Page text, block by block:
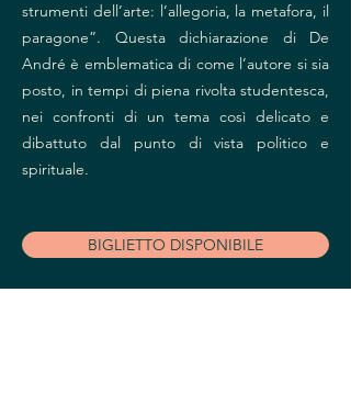
strumenti dell’arte: l’allegoria, la metafora, il
paragone”. Questa dichiarazione di De
André è emblematica di come l’autore si sia
posto, in tempi di piena rivolta studentesca,
nei confronti di un tema così delicato e
dibattuto dal punto di vista politico e
spirituale.
BIGLIETTO DISPONIBILE